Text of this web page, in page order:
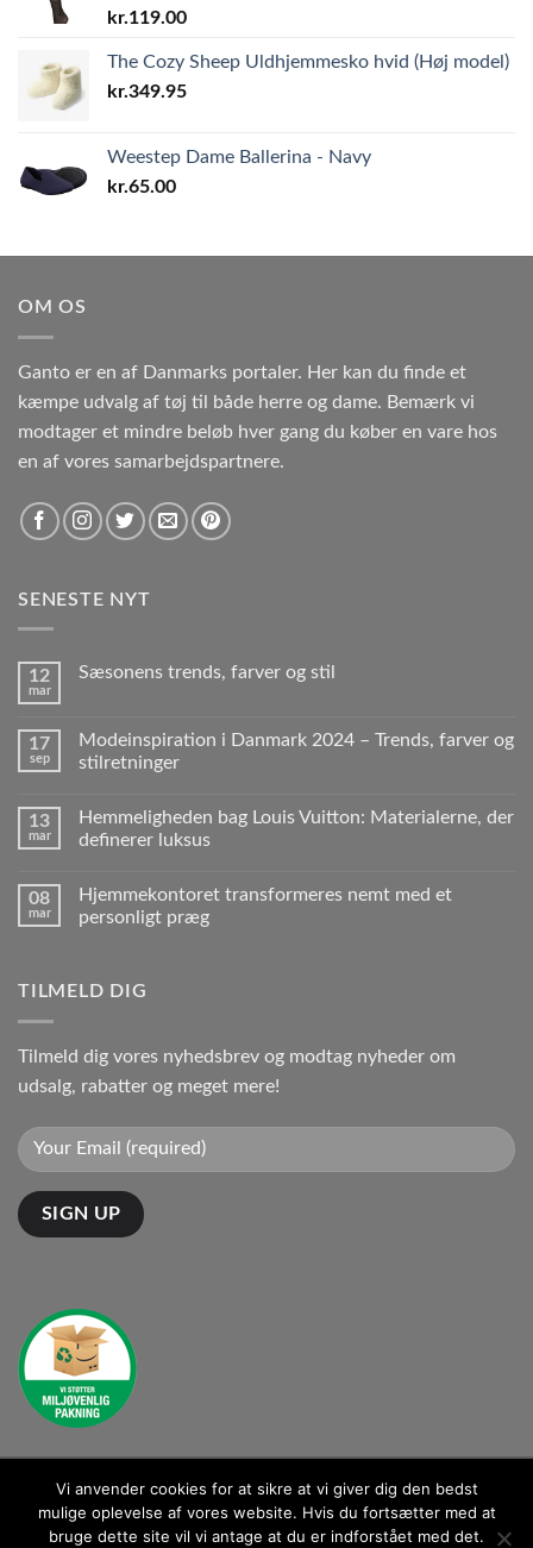
kr.119.00
The Cozy Sheep Uldhjemmesko hvid (Høj model)
kr.349.95
Weestep Dame Ballerina - Navy
kr.65.00
OM OS
Ganto er en af Danmarks portaler. Her kan du finde et
kæmpe udvalg af tøj til både herre og dame. Bemærk vi
modtager et mindre beløb hver gang du køber en vare hos
en af vores samarbejdspartnere.
SENESTE NYT
12
mar
Sæsonens trends, farver og stil
17
sep
Modeinspiration i Danmark 2024 – Trends, farver og
stilretninger
13
mar
Hemmeligheden bag Louis Vuitton: Materialerne, der
definerer luksus
08
mar
Hjemmekontoret transformeres nemt med et
personligt præg
TILMELD DIG
Tilmeld dig vores nyhedsbrev og modtag nyheder om
udsalg, rabatter og meget mere!
Kontakt: kontakt@ganto.dk
Vi anvender cookies for at sikre at vi giver dig den bedst
mulige oplevelse af vores website. Hvis du fortsætter med at
bruge dette site vil vi antage at du er indforstået med det.